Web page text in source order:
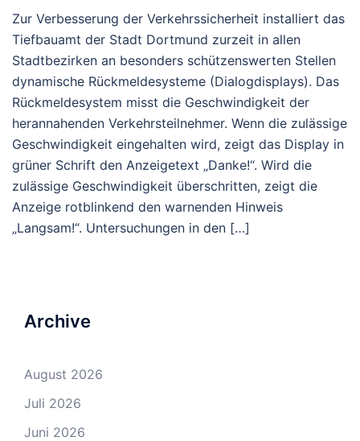
Zur Verbesserung der Verkehrssicherheit installiert das
Tiefbauamt der Stadt Dortmund zurzeit in allen
Stadtbezirken an besonders schützenswerten Stellen
dynamische Rückmeldesysteme (Dialogdisplays). Das
Rückmeldesystem misst die Geschwindigkeit der
herannahenden Verkehrsteilnehmer. Wenn die zulässige
Geschwindigkeit eingehalten wird, zeigt das Display in
grüner Schrift den Anzeigetext „Danke!“. Wird die
zulässige Geschwindigkeit überschritten, zeigt die
Anzeige rotblinkend den warnenden Hinweis
„Langsam!“. Untersuchungen in den […]
Archive
August 2026
Juli 2026
Juni 2026